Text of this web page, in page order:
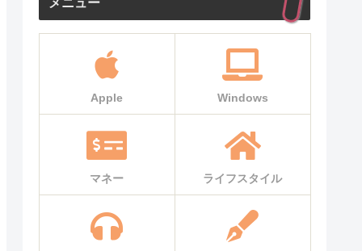
Apple Windows
マネー ライフスタイル